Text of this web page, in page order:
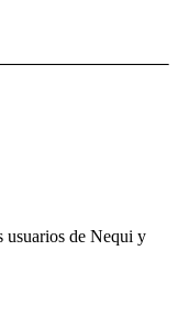
usuarios de Nequi y